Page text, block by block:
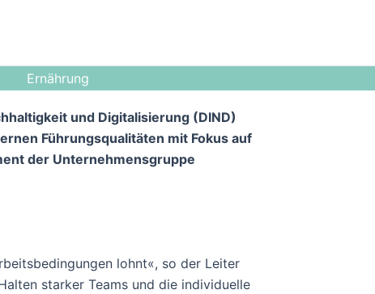
Ernährung
und Digitalisierung (DIND)
Führungsqualitäten mit Fokus auf
der Unternehmensgruppe
lohnt«, so der Leiter
starker Teams und die individuelle